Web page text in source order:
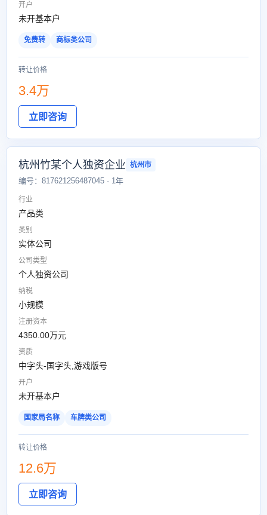
开户
未开基本户
免费转 商标类公司
转让价格
3.4万
立即咨询
杭州竹某个人独资企业 杭州市
编号：817621256487045 · 1年
行业
产品类
类别
实体公司
公司类型
个人独资公司
纳税
小规模
注册资本
4350.00万元
资质
中字头-国字头,游戏版号
开户
未开基本户
国家局名称 车牌类公司
转让价格
12.6万
立即咨询